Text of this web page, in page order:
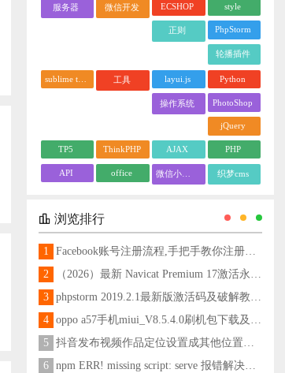
服务器 微信开发 ECSHOP style
正则 PhpStorm
轮播插件
sublime text 工具 layui.js Python
操作系统 PhotoShop
jQuery
TP5 ThinkPHP AJAX PHP
API office 微信小程序 织梦cms
浏览排行
1
Facebook账号注册流程,手把手教你注册脸书账号
2
（2026）最新 Navicat Premium 17激活永久教程
3
phpstorm 2019.2.1最新版激活码及破解教程更新至2024
4
oppo a57手机miui_V8.5.4.0刷机包下载及刷机教程
5
抖音发布视频作品定位设置成其他位置方法
6
npm ERR! missing script: serve 报错解决方法